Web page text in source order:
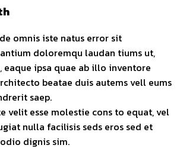
omnis iste natus error sit
doloremqu laudan tiums ut,
eaque ipsa quae ab illo inventore
beatae duis autems vell eums
saep.
velit esse molestie cons to equat, vel
nulla facilisis seds eros sed et
dignis sim.